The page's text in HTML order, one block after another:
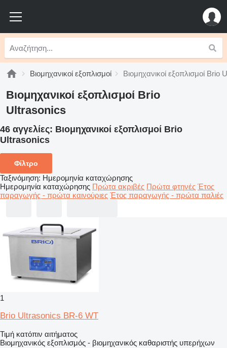
Βιομηχανικοί εξοπλισμοί Βιομηχανικοί εξοπλισμοί Brio
Βιομηχανικοί εξοπλισμοί Brio
Ultrasonics
46 αγγελίες: Βιομηχανικοί εξοπλισμοί Brio
Ultrasonics
Φίλτρο
Ταξινόμηση: Ημερομηνία καταχώρησης
Ημερομηνία καταχώρησης Πρώτα ακριβές Πρώτα φτηνές Έτος
παραγωγής - πρώτα καινούριες Έτος παραγωγής - πρώτα παλιές
1
Brio Ultrasonics BR-6 WT
Τιμή κατόπιν αιτήματος
Βιομηχανικός εξοπλισμός - βιομηχανικός καθαριστής υπερήχων